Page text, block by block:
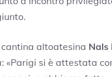
altoatesina Nals
«Parigi si è attestata